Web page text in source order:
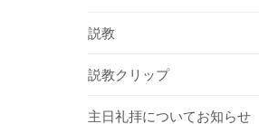
説教
説教クリップ
主日礼拝についてお知らせ